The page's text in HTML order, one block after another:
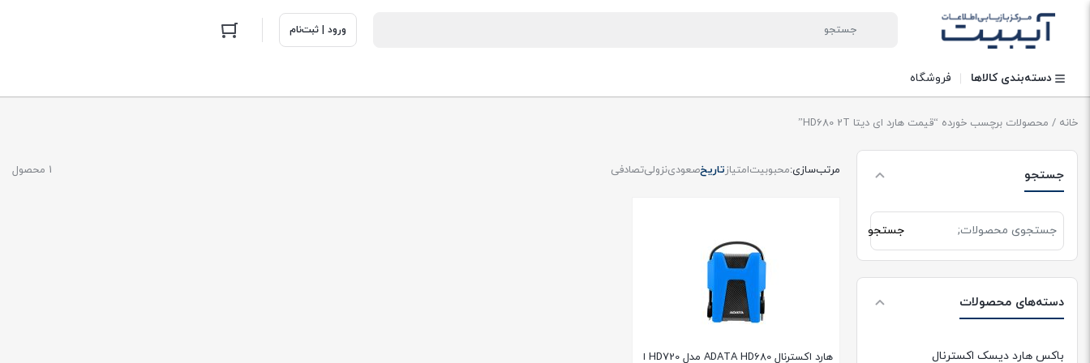
ورود | ثبت‌نام
دسته‌بندی کالاها فروشگاه
خانه / محصولات برچسب خورده “قیمت هارد ای دیتا HD680 2T”
جستجو
برای:
جستجو
دسته‌های محصولات
باکس هارد دیسک اکسترنال
1 محصول مرتب‌سازی:محبوبیتامتیازتاریخصعودینزولیتصادفی
هارد اکسترنال ADATA HD680 مدل HD720 ا